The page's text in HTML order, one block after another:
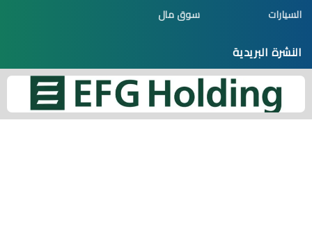
السيارات
سوق مال
النشرة البريدية
اشترك الآن تكن أول من يصله جديد الموضوعات
البريد الإلكتروني